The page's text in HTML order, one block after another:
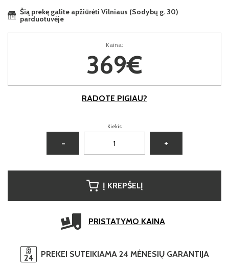
Šią prekę galite apžiūrėti Vilniaus (Sodybų g. 30)
parduotuvėje
Kaina:
369€
RADOTE PIGIAU?
Kiekis:
− +
Į KREPŠELĮ
PRISTATYMO KAINA
PREKEI SUTEIKIAMA 24 MĖNESIŲ GARANTIJA